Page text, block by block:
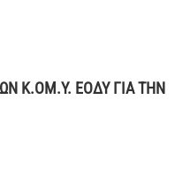
Κ.ΟΜ.Υ. ΕΟΔΥ ΓΙΑ ΤΗΝ